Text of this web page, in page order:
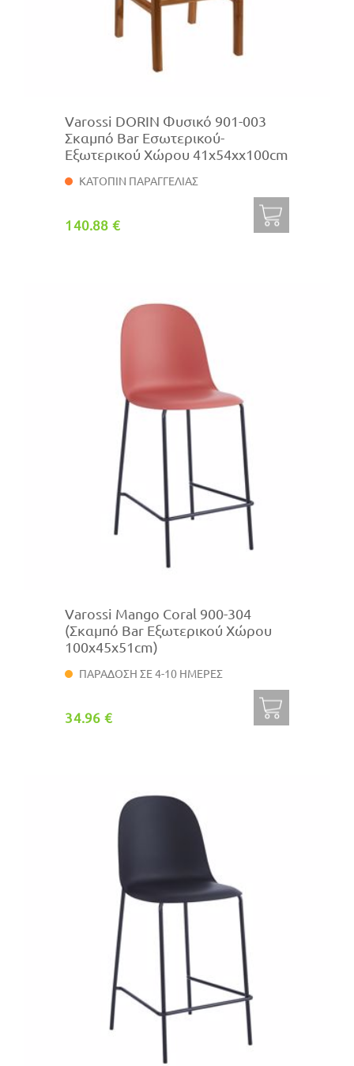
Varossi DORIN Φυσικό 901-003
Σκαμπό Bar Εσωτερικού-
Εξωτερικού Χώρου 41x54xx100cm
ΚΑΤΟΠΙΝ ΠΑΡΑΓΓΕΛΙΑΣ
140.88 €
Varossi Mango Coral 900-304
(Σκαμπό Bar Εξωτερικού Χώρου
100x45x51cm)
ΠΑΡΑΔΟΣΗ ΣΕ 4-10 ΗΜΕΡΕΣ
34.96 €